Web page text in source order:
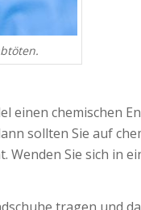
einen chemischen
sollten Sie auf
Sie sich in